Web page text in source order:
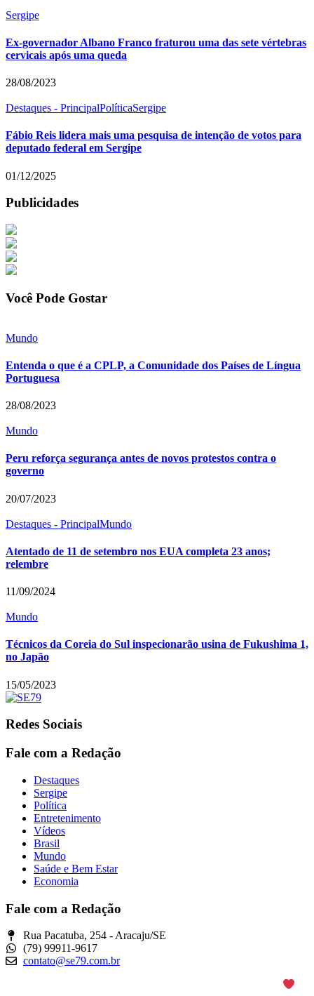
Sergipe
Ex-governador Albano Franco fraturou uma das sete vértebras
cervicais após uma queda
28/08/2023
Destaques - PrincipalPolíticaSergipe
Fábio Reis lidera mais uma pesquisa de intenção de votos para
deputado federal em Sergipe
01/12/2025
Publicidades
Você Pode Gostar
Mundo
Entenda o que é a CPLP, a Comunidade dos Países de Língua
Portuguesa
28/08/2023
Mundo
Peru reforça segurança antes de novos protestos contra o
governo
20/07/2023
Destaques - PrincipalMundo
Atentado de 11 de setembro nos EUA completa 23 anos;
relembre
11/09/2024
Mundo
Técnicos da Coreia do Sul inspecionarão usina de Fukushima 1,
no Japão
15/05/2023
Redes Sociais
Fale com a Redação
Destaques
Sergipe
Política
Entretenimento
Vídeos
Brasil
Mundo
Saúde e Bem Estar
Economia
Fale com a Redação
Rua Pacatuba, 254 - Aracaju/SE
(79) 99911-9617
contato@se79.com.br